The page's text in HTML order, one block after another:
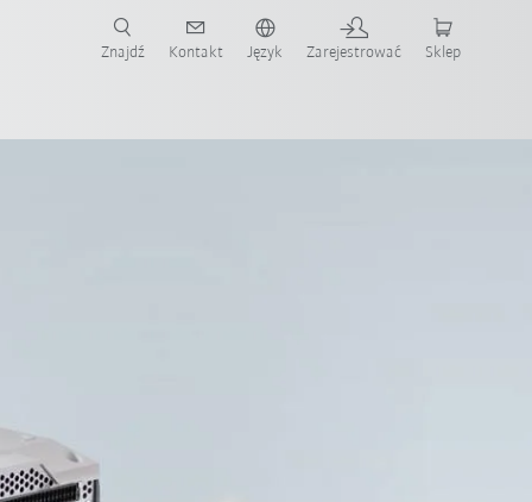
Znajdź Kontakt Język Zarejestrować Sklep